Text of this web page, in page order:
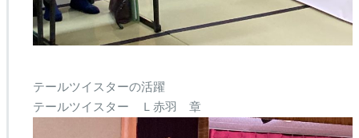
テールツイスターの活躍
テールツイスター Ｌ赤羽 章